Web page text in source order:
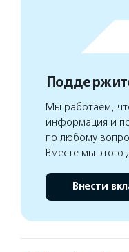
Мы работаем,
информация и
по любому
Вместе мы этого
Внести